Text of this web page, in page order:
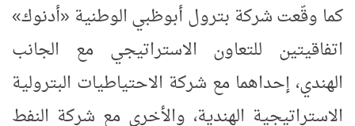
كما وقّعت شركة بترول أبوظبي الوطنية «أدنوك»
اتفاقيتين للتعاون الاستراتيجي مع الجانب
الهندي، إحداهما مع شركة الاحتياطيات البترولية
الاستراتيجية الهندية، والأخرى مع شركة النفط